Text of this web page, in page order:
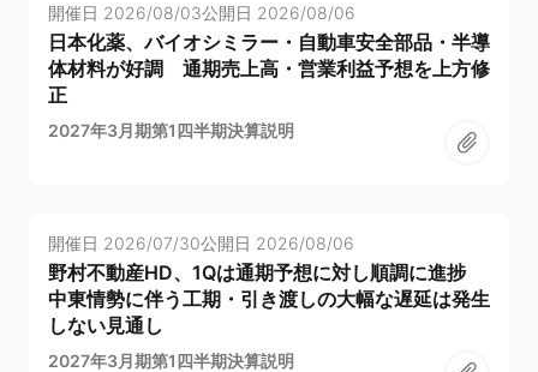
開催日 2026/08/03公開日 2026/08/06
日本化薬、バイオシミラー・自動車安全部品・半導
体材料が好調 通期売上高・営業利益予想を上方修
正
2027年3月期第1四半期決算説明
開催日 2026/07/30公開日 2026/08/06
野村不動産HD、1Qは通期予想に対し順調に進捗
中東情勢に伴う工期・引き渡しの大幅な遅延は発生
しない見通し
2027年3月期第1四半期決算説明